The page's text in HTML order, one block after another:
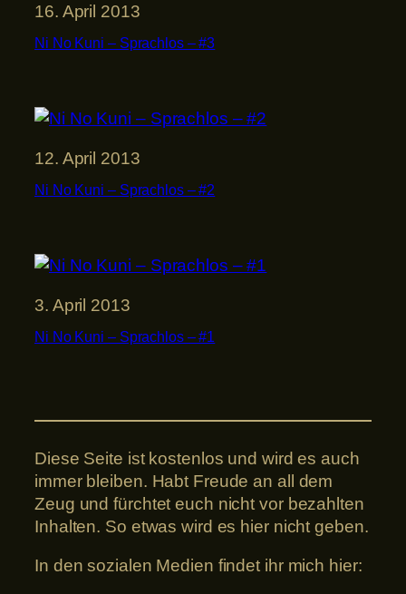
16. April 2013
Ni No Kuni – Sprachlos – #3
12. April 2013
Ni No Kuni – Sprachlos – #2
3. April 2013
Ni No Kuni – Sprachlos – #1
Diese Seite ist kostenlos und wird es auch
immer bleiben. Habt Freude an all dem
Zeug und fürchtet euch nicht vor bezahlten
Inhalten. So etwas wird es hier nicht geben.
In den sozialen Medien findet ihr mich hier: